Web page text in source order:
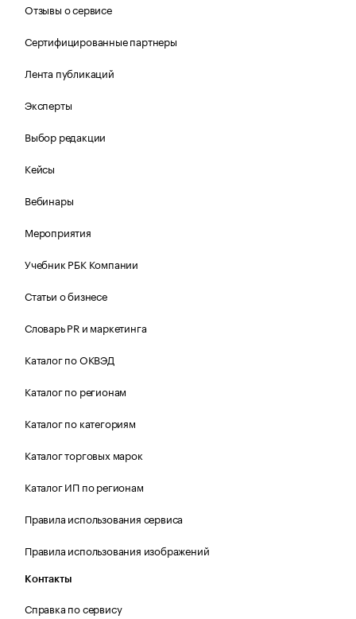
Отзывы о сервисе
Сертифицированные партнеры
Лента публикаций
Эксперты
Выбор редакции
Кейсы
Вебинары
Мероприятия
Учебник РБК Компании
Статьи о бизнесе
Словарь PR и маркетинга
Каталог по ОКВЭД
Каталог по регионам
Каталог по категориям
Каталог торговых марок
Каталог ИП по регионам
Правила использования сервиса
Правила использования изображений
Контакты
Справка по сервису